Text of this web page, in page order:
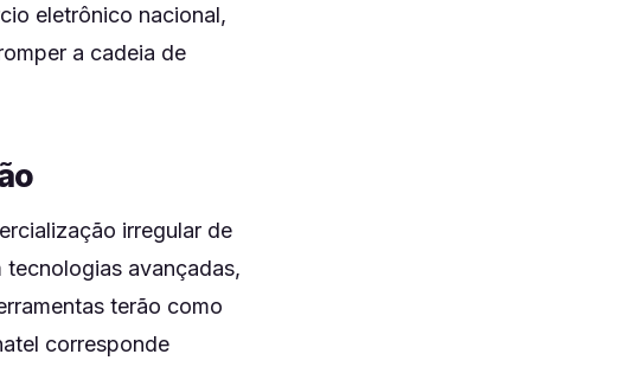
eletrônico nacional,
a cadeia de
irregular de
tecnologias avançadas,
terão como
corresponde